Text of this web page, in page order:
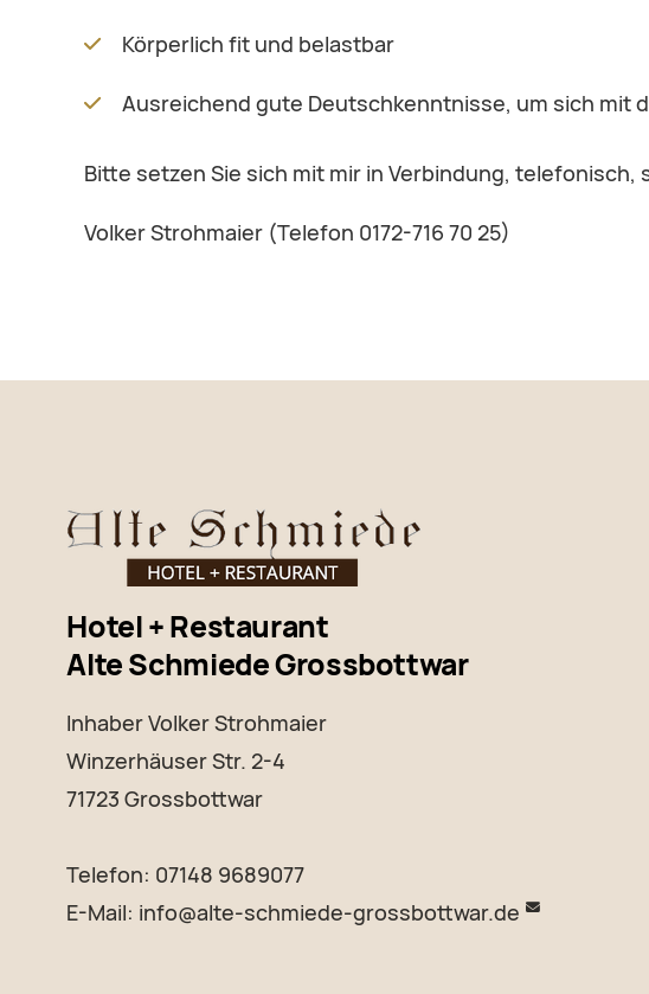
Körperlich fit und belastbar
Ausreichend gute Deutschkenntnisse, um sich mit
Bitte setzen Sie sich mit mir in Verbindung,
Volker Strohmaier (Telefon 0172-716 70 25)
Hotel + Restaurant
Alte Schmiede Grossbottwar
Inhaber Volker Strohmaier
Winzerhäuser Str. 2-4
71723 Grossbottwar
Telefon: 07148 9689077
E-Mail: info@alte-schmiede-grossbottwar.de